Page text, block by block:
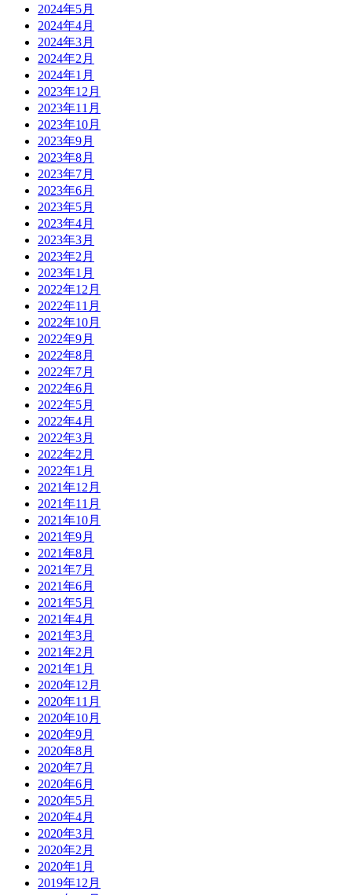
2024年5月
2024年4月
2024年3月
2024年2月
2024年1月
2023年12月
2023年11月
2023年10月
2023年9月
2023年8月
2023年7月
2023年6月
2023年5月
2023年4月
2023年3月
2023年2月
2023年1月
2022年12月
2022年11月
2022年10月
2022年9月
2022年8月
2022年7月
2022年6月
2022年5月
2022年4月
2022年3月
2022年2月
2022年1月
2021年12月
2021年11月
2021年10月
2021年9月
2021年8月
2021年7月
2021年6月
2021年5月
2021年4月
2021年3月
2021年2月
2021年1月
2020年12月
2020年11月
2020年10月
2020年9月
2020年8月
2020年7月
2020年6月
2020年5月
2020年4月
2020年3月
2020年2月
2020年1月
2019年12月